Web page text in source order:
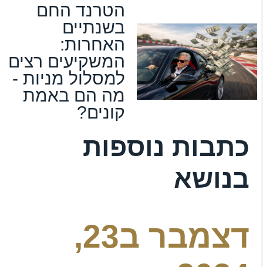
הטרנד החם
בשנתיים
האחרות:
המשקיעים רצים
למסלול מניות -
מה הם באמת
קונים?
כתבות נוספות
בנושא
דצמבר ב23,